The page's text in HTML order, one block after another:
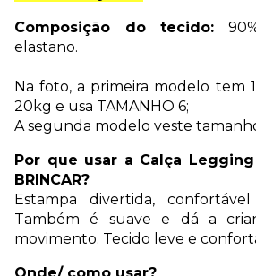
Composição do tecido:
elastano.
Na foto, a primeira modelo tem
20kg e usa TAMANHO 6;
A segunda modelo veste
Por que usar a Calça Legging
BRINCAR?
Estampa divertida,
Também é suave e dá a
movimento. Tecido leve e